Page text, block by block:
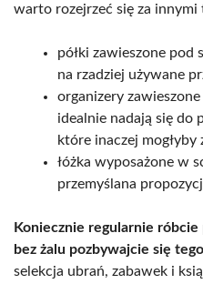
warto rozejrzeć się za innymi
półki zawieszone pod
na rzadziej używane
organizery
idealnie nadają się do
które inaczej mogłyby
łóżka wyposażone w
przemyślana
Koniecznie regularnie róbcie
bez żalu pozbywajcie się
selekcja ubrań, zabawek i